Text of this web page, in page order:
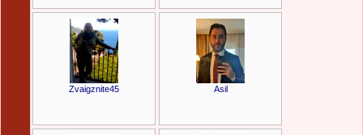
Zvaigznite45 Asil